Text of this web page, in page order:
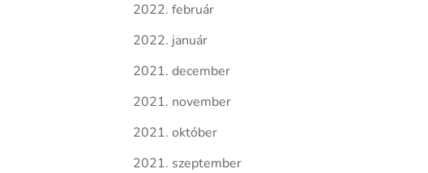
2022. február
2022. január
2021. december
2021. november
2021. október
2021. szeptember